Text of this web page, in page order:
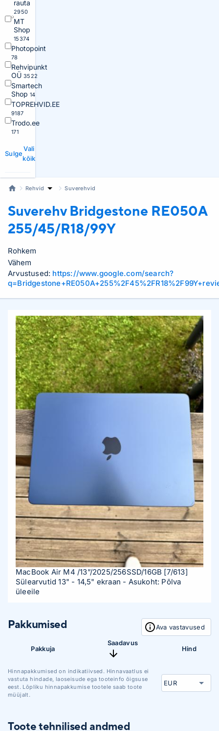
rauta
2950
MT
Shop
15374
Photopoint
78
Rehvipunkt
OÜ 3522
Smartech
Shop 14
TOPREHVID.EE
9187
Trodo.ee
171
Sulge
Vali
kõik
Rehvid Suverehvid
Suverehv Bridgestone RE050A
255/45/R18/99Y
Rohkem
Vähem
Arvustused: https://www.google.com/search?
MacBook Air M4 /13”/2025/256SSD/16GB [7/613]
Sülearvutid 13" - 14,5" ekraan - Asukoht: Põlva
üleeile
Pakkumised Ava vastavused
Pakkuja
Saadavus
Hind
Hinnapakkumised on indikatiivsed. Hinnavaatlus ei
vastuta hindade, laoseisude ega tooteinfo õigsuse
eest. Lõpliku hinnapakkumise tootele saab toote
müüjalt.
Toote tehnilised andmed